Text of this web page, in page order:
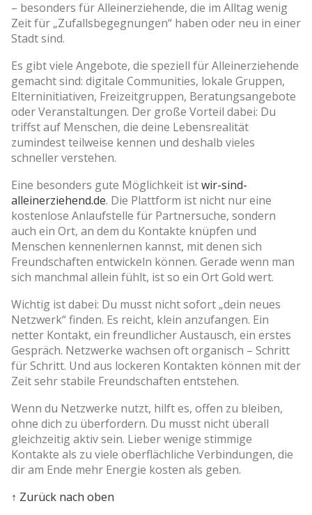
– besonders für Alleinerziehende, die im Alltag wenig
Zeit für „Zufallsbegegnungen“ haben oder neu in einer
Stadt sind.
Es gibt viele Angebote, die speziell für Alleinerziehende
gemacht sind: digitale Communities, lokale Gruppen,
Elterninitiativen, Freizeitgruppen, Beratungsangebote
oder Veranstaltungen. Der große Vorteil dabei: Du
triffst auf Menschen, die deine Lebensrealität
zumindest teilweise kennen und deshalb vieles
schneller verstehen.
Eine besonders gute Möglichkeit istwir-sind-
alleinerziehend.de. Die Plattform ist nicht nur eine
kostenlose Anlaufstelle für Partnersuche, sondern
auch ein Ort, an dem du Kontakte knüpfen und
Menschen kennenlernen kannst, mit denen sich
Freundschaften entwickeln können. Gerade wenn man
sich manchmal allein fühlt, ist so ein Ort Gold wert.
Wichtig ist dabei: Du musst nicht sofort „dein neues
Netzwerk“ finden. Es reicht, klein anzufangen. Ein
netter Kontakt, ein freundlicher Austausch, ein erstes
Gespräch. Netzwerke wachsen oft organisch – Schritt
für Schritt. Und aus lockeren Kontakten können mit der
Zeit sehr stabile Freundschaften entstehen.
Wenn du Netzwerke nutzt, hilft es, offen zu bleiben,
ohne dich zu überfordern. Du musst nicht überall
gleichzeitig aktiv sein. Lieber wenige stimmige
Kontakte als zu viele oberflächliche Verbindungen, die
dir am Ende mehr Energie kosten als geben.
↑ Zurück nach oben